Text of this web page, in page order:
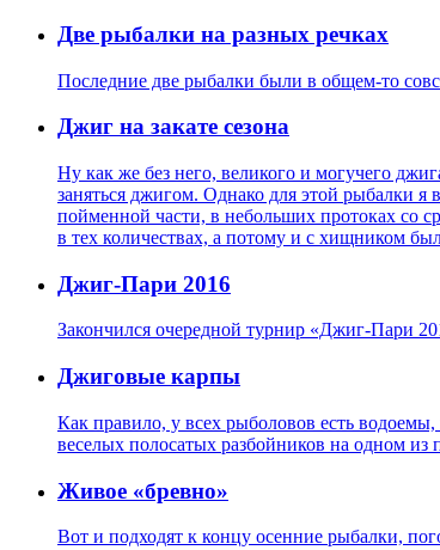
Две рыбалки на разных речках
Последние две рыбалки были в общем-то
Джиг на закате сезона
Ну как же без него, великого и могучего
заняться джигом. Однако для этой рыбалки
пойменной части, в небольших протоках со
в тех количествах, а потому и с хищником
Джиг-Пари 2016
Закончился очередной турнир «Джиг-Пари
Джиговые карпы
Как правило, у всех рыболовов есть
веселых полосатых разбойников на одном из
Живое «бревно»
Вот и подходят к концу осенние рыбалки,